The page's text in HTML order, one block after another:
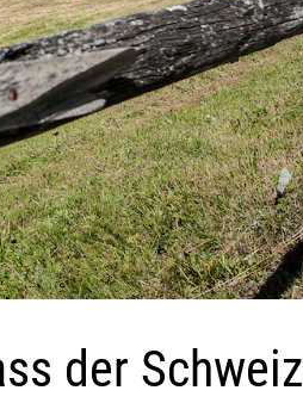
der Schweiz